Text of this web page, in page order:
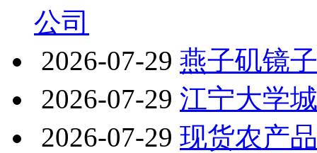
公司
2026-07-29 燕子矶镜
2026-07-29 江宁大学
2026-07-29 现货农产